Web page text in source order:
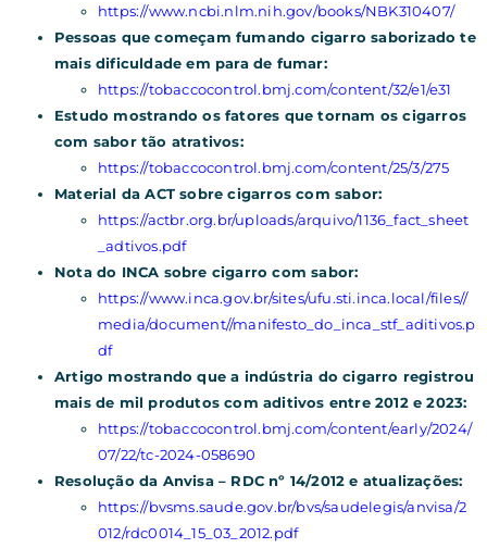
https://www.ncbi.nlm.nih.gov/books/NBK310407/
Pessoas que começam fumando cigarro saborizado te
mais dificuldade em para de fumar:
https://tobaccocontrol.bmj.com/content/32/e1/e31
Estudo mostrando os fatores que tornam os cigarros
com sabor tão atrativos:
https://tobaccocontrol.bmj.com/content/25/3/275
Material da ACT sobre cigarros com sabor:
https://actbr.org.br/uploads/arquivo/1136_fact_sheet
_adtivos.pdf
Nota do INCA sobre cigarro com sabor:
https://www.inca.gov.br/sites/ufu.sti.inca.local/files//
media/document//manifesto_do_inca_stf_aditivos.p
df
Artigo mostrando que a indústria do cigarro registrou
mais de mil produtos com aditivos entre 2012 e 2023:
https://tobaccocontrol.bmj.com/content/early/2024/
07/22/tc-2024-058690
Resolução da Anvisa – RDC nº 14/2012 e atualizações:
https://bvsms.saude.gov.br/bvs/saudelegis/anvisa/2
012/rdc0014_15_03_2012.pdf